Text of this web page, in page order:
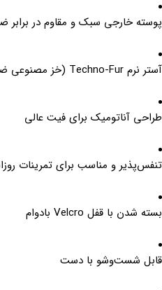
پوسته خارجی سبک و مقاوم در برابر
آستر نرم Techno-Fur (خز مصنوعی ضد حساسیت)
طراحی آناتومیک برای فیت عالی
تنفس‌پذیر و مناسب برای تمرینات
بسته شدن با قفل Velcro بادوام
قابل شست‌وشو با دست